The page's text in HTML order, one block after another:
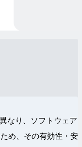
なり、ソフトウェア
め、その有効性・安